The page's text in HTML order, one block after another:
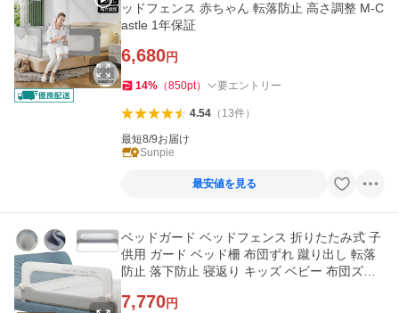
ッドフェンス 赤ちゃん 転落防止 高さ調整 M-C
astle 1年保証
6,680円
14% （850pt） 要エントリー
4.54（ 13件）
最短8/9お届け
Sunpie
最安値を見る
ベッドガード ベッドフェンス 折りたたみ式 子
供用 ガード ベッド柵 布団ずれ 蹴り出し 転落
防止 落下防止 寝返り キッズ ベビー 布団ズレ
7,770円